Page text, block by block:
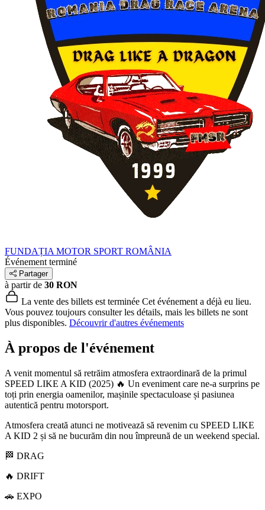
FUNDAȚIA MOTOR SPORT ROMÂNIA
Événement terminé
Partager
à partir de 30 RON
La vente des billets est terminée Cet événement a déjà eu lieu.
Vous pouvez toujours consulter les détails, mais les billets ne sont
plus disponibles. Découvrir d'autres événements
À propos de l'événement
A venit momentul să retrăim atmosfera extraordinară de la primul
SPEED LIKE A KID (2025) 🔥 Un eveniment care ne-a surprins pe
toți prin energia oamenilor, mașinile spectaculoase și pasiunea
autentică pentru motorsport.
Atmosfera creată atunci ne motivează să revenim cu SPEED LIKE
A KID 2 și să ne bucurăm din nou împreună de un weekend special.
🏁 DRAG
🔥 DRIFT
🚗 EXPO